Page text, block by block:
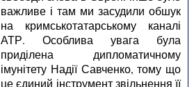
важливе і там ми засудили обшук
на кримськотатарському каналі
АТР. Особлива увага була
приділена дипломатичному
імунітету Надії Савченко, тому що
це єдиний інструмент звільнення її